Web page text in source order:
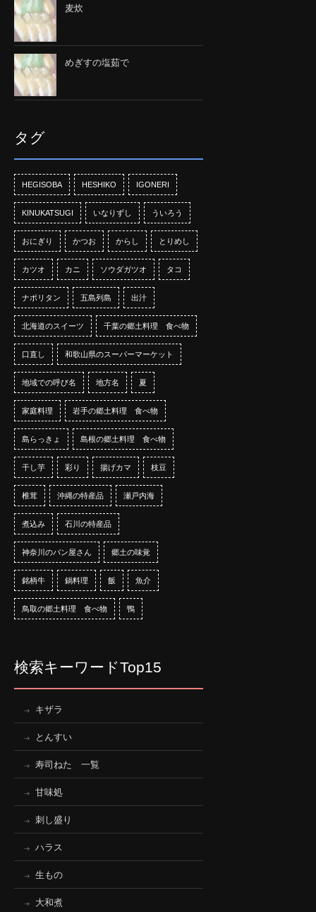
麦炊
めぎすの塩茹で
タグ
HEGISOBA HESHIKO IGONERI
KINUKATSUGI いなりずし ういろう
おにぎり かつお からし とりめし
カツオ カニ ソウダガツオ タコ
ナポリタン 五島列島 出汁
北海道のスイーツ 千葉の郷土料理 食べ物
口直し 和歌山県のスーパーマーケット
地域での呼び名 地方名 夏
家庭料理 岩手の郷土料理 食べ物
島らっきょ 島根の郷土料理 食べ物
干し芋 彩り 揚げカマ 枝豆
椎茸 沖縄の特産品 瀬戸内海
煮込み 石川の特産品
神奈川のパン屋さん 郷土の味覚
銘柄牛 鍋料理 飯 魚介
鳥取の郷土料理 食べ物 鴨
検索キーワードTop15
キザラ
とんすい
寿司ねた 一覧
甘味処
刺し盛り
ハラス
生もの
大和煮